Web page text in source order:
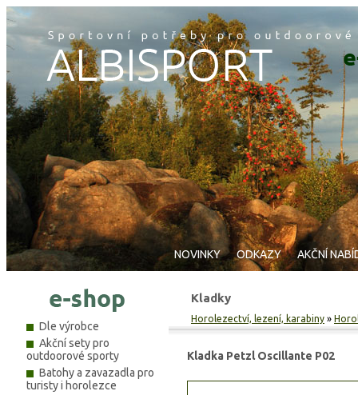
NOVINKY ODKAZY AKČNÍ
Dle výrobce
Akční sety pro
outdoorové sporty
Batohy a zavazadla pro
turisty i horolezce
Kladky
Horolezectví, lezení, karabiny »
Kladka Petzl Oscillante P02